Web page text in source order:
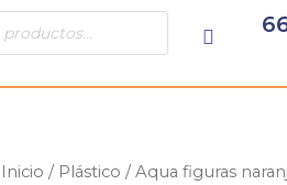
Inicio / Plástico / Aqua figuras
Aqua